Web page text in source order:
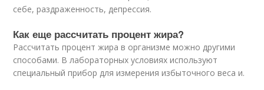
себе, раздраженность, депрессия.
Как еще рассчитать процент жира?
Рассчитать процент жира в организме можно другими
способами. В лабораторных условиях используют
специальный прибор для измерения избыточного веса и.